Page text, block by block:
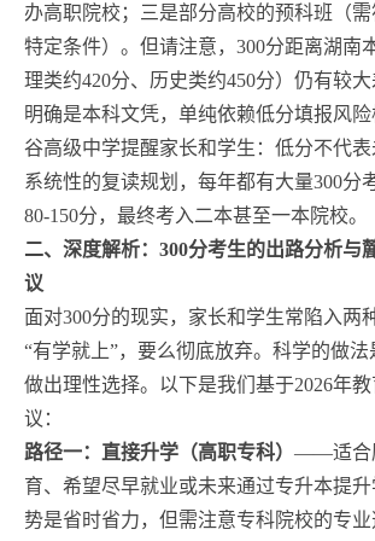
办高职院校；三是部分高校的预科班（
特定条件）。但请注意，300分距离湖南
理类约420分、历史类约450分）仍有较
明确是本科文凭，单纯依赖低分填报风
谷高级中学提醒家长和学生：低分不代
系统性的复读规划，每年都有大量300分
80-150分，最终考入二本甚至一本院校。
二、深度解析：300分考生的出路分析与
议
面对300分的现实，家长和学生常陷入两
“有学就上”，要么彻底放弃。科学的做
做出理性选择。以下是我们基于2026年
议：
路径一：直接升学（高职专科） ——适合
育、希望尽早就业或未来通过专升本提
势是省时省力，但需注意专科院校的专